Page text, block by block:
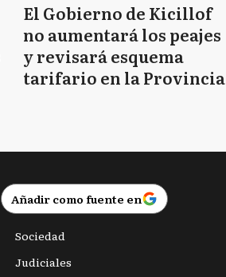
El Gobierno de Kicillof
no aumentará los peajes
y revisará esquema
tarifario en la Provincia
Añadir como fuente en
Sociedad
Judiciales